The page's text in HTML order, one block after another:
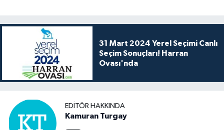
31 Mart 2024 Yerel Seçimi Canlı
Seçim Sonuçları! Harran
Ovası'nda
EDITÖR HAKKINDA
Kamuran Turgay